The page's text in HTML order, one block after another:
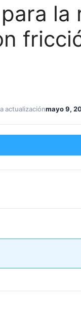
la
actualizaciónmayo 9,